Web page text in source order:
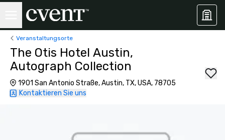
Veranstaltungsorte
The Otis Hotel Austin,
Autograph Collection
1901 San Antonio Straße, Austin, TX, USA, 78705
Kontaktieren Sie uns